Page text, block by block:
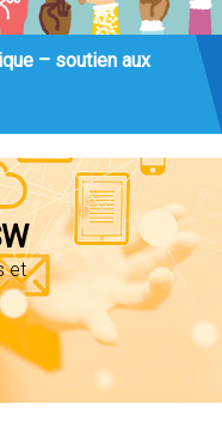
– soutien aux
et